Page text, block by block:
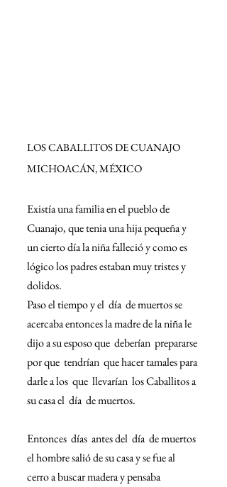
LOS CABALLITOS DE CUANAJO
MICHOACÁN, MÉXICO
Existía una familia en el pueblo de
Cuanajo, que tenia una hija pequeña y
un cierto día la niña falleció y como es
lógico los padres estaban muy tristes y
dolidos.
Paso el tiempo y el  día  de muertos se
acercaba entonces la madre de la niña le
dijo a su esposo que  deberían  prepararse
por que  tendrían  que hacer tamales para
darle a los  que  llevarían  los Caballitos a
su casa el  día  de muertos.
Entonces  días  antes del  día  de muertos
el hombre salió de su casa y se fue al
cerro a buscar madera y pensaba